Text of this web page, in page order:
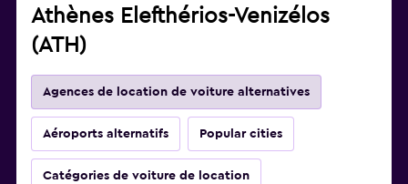
Athènes Elefthérios-Venizélos
(ATH)
Agences de location de voiture alternatives
Aéroports alternatifs Popular cities
Catégories de voiture de location